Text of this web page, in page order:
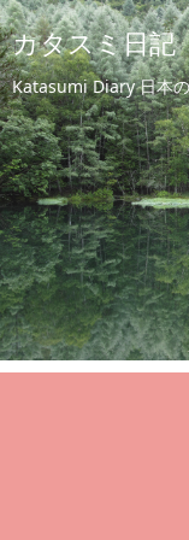
カタスミ日記
Katasumi Diary 日本